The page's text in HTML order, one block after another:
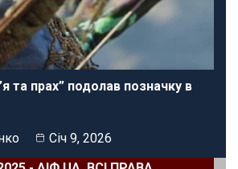
та прах” подолав позначку в
Січ 9, 2026